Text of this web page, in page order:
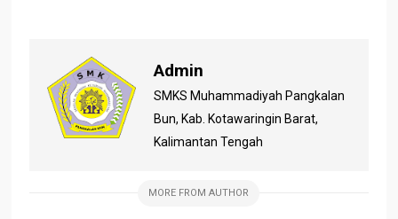
Admin
SMKS Muhammadiyah Pangkalan
Bun, Kab. Kotawaringin Barat,
Kalimantan Tengah
MORE FROM AUTHOR